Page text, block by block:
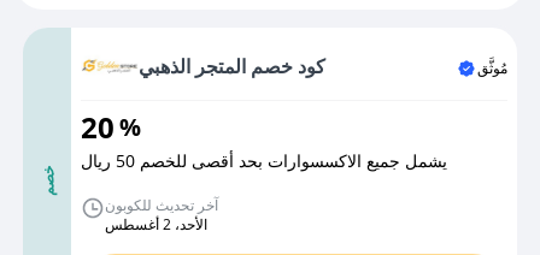
خصم
كود خصم المتجر الذهبي مُوثَّق
20%
يشمل جميع الاكسسوارات بحد أقصى للخصم 50 ريال
آخر تحديث للكوبون
الأحد، 2 أغسطس